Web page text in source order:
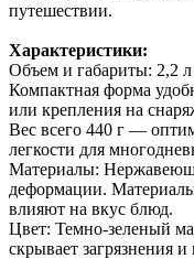
путешествии.
Характеристики:
Объем и габариты: 2,2
Компактная форма
или крепления на
Вес всего 440 г —
легкости для
Материалы:
деформации.
влияют на вкус блюд.
Цвет: Темно-зеленый
скрывает загрязнения